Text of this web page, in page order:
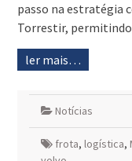
passo na estratégia
Torrestir,
ler mais…
Notícias
frota, logística,